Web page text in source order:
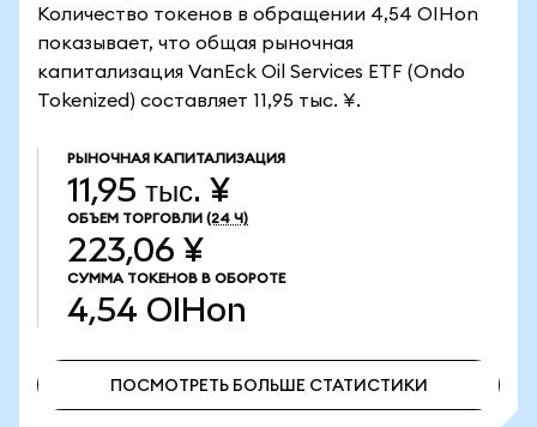
Количество токенов в обращении 4,54 OIHon
показывает, что общая рыночная
капитализация VanEck Oil Services ETF (Ondo
Tokenized) составляет 11,95 тыс. ¥.
РЫНОЧНАЯ КАПИТАЛИЗАЦИЯ
11,95 тыс. ¥
ОБЪЕМ ТОРГОВЛИ (24 Ч)
223,06 ¥
СУММА ТОКЕНОВ В ОБОРОТЕ
4,54 OIHon
ПОСМОТРЕТЬ БОЛЬШЕ СТАТИСТИКИ